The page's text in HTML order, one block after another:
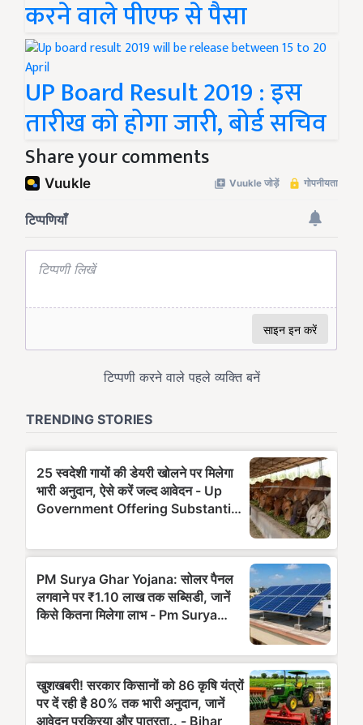
करने वाले पीएफ से पैसा
UP Board Result 2019 : इस
तारीख को होगा जारी, बोर्ड सचिव
Share your comments